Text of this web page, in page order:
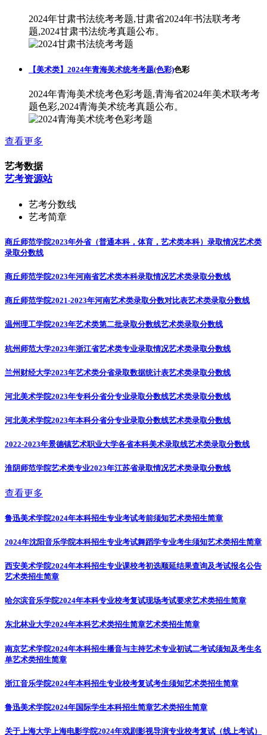
2024年甘肃书法统考考题,甘肃省2024年书法联考考
题,2024甘肃书法统考真题公布。
【美术类】2024年青海美术统考考题(色彩)色彩
2024年青海美术统考色彩考题,青海省2024年美术联考考
题色彩,2024青海美术统考真题公布。
查看更多
艺考数据
艺考资源站
艺考分数线
艺考简章
商丘师范学院2023年外省（普通本科，体育，艺术类本科）录取情况艺术类
录取分数线
商丘师范学院2023年河南省艺术类本科录取情况艺术类录取分数线
商丘师范学院2021-2023年河南艺术类录取分数对比表艺术类录取分数线
温州理工学院2023年艺术类第二批录取分数线艺术类录取分数线
杭州师范大学2023年浙江省艺术类专业录取情况艺术类录取分数线
兰州财经大学2023年艺术类分省录取数据统计表艺术类录取分数线
河北美术学院2023年专科分省分专业录取分数线艺术类录取分数线
河北美术学院2023年本科分省分专业录取分数线艺术类录取分数线
2022-2023年景德镇艺术职业大学各省本科美术录取线艺术类录取分数线
淮阴师范学院艺术类专业2023年江苏省录取情况艺术类录取分数线
查看更多
鲁迅美术学院2024年本科招生专业考试考前须知艺术类招生简章
2024年沈阳音乐学院本科招生专业考试舞蹈学专业考生须知艺术类招生简章
西安美术学院2024年本科招生专业课校考初选顺延结果查询及考试报名公告
艺术类招生简章
哈尔滨音乐学院2024年本科专业校考复试现场考试要求艺术类招生简章
东北林业大学2024年本科艺术类招生简章艺术类招生简章
南京艺术学院2024年本科招生播音与主持艺术专业初试二考试须知及考生名
单艺术类招生简章
浙江音乐学院2024年本科招生专业校考复试考生须知艺术类招生简章
鲁迅美术学院2024年国际学生本科招生简章艺术类招生简章
关于上海大学上海电影学院2024年戏剧影视导演专业校考复试（线上考试）